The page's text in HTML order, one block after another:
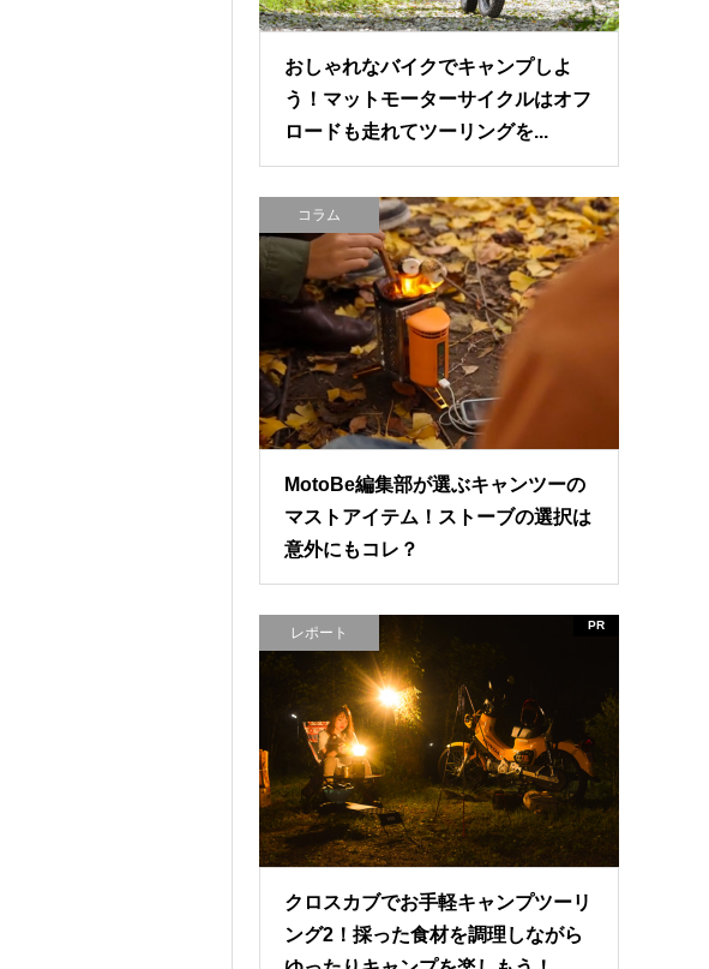
おしゃれなバイクでキャンプしよ
う！マットモーターサイクルはオフ
ロードも走れてツーリングを...
コラム
MotoBe編集部が選ぶキャンツーの
マストアイテム！ストーブの選択は
意外にもコレ？
レポート PR
クロスカブでお手軽キャンプツーリ
ング2！採った食材を調理しながら